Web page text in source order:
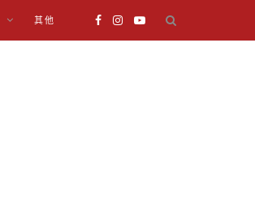
其他